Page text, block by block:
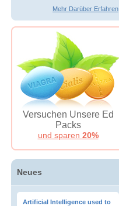
Mehr Darüber Erfahren
Versuchen Unsere Ed
Packs
und sparen 20%
Neues
Artificial Intelligence used to